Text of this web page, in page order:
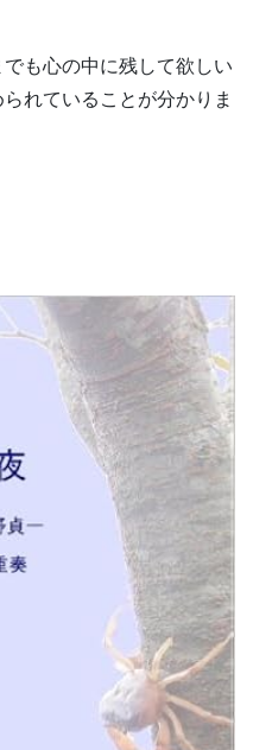
も心の中に残して欲しい
れていることが分かりま